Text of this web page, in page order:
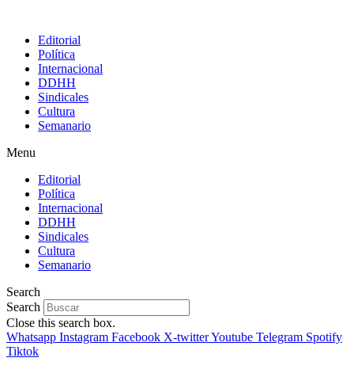
Editorial
Política
Internacional
DDHH
Sindicales
Cultura
Semanario
Menu
Editorial
Política
Internacional
DDHH
Sindicales
Cultura
Semanario
Search
Search
Close this search box.
Whatsapp Instagram Facebook X-twitterYoutube Telegram Spotify
Tiktok